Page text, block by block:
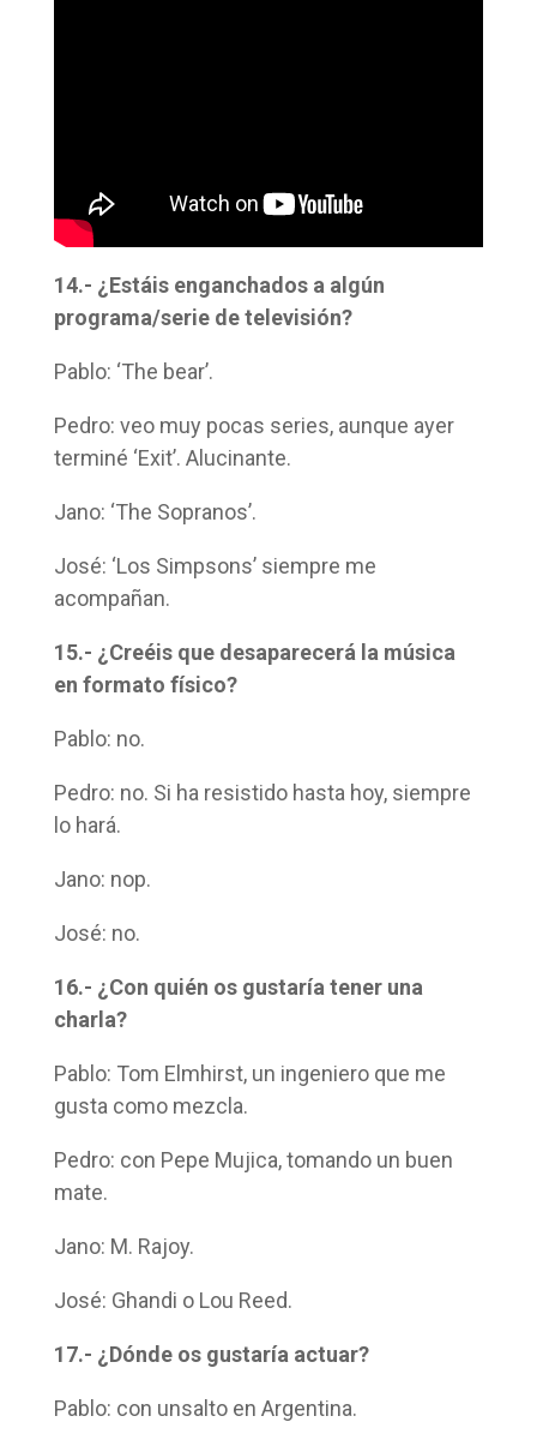
14.- ¿Estáis enganchados a algún
programa/serie de televisión?
Pablo: ‘The bear’.
Pedro: veo muy pocas series, aunque ayer
terminé ‘Exit’. Alucinante.
Jano: ‘The Sopranos’.
José: ‘Los Simpsons’ siempre me
acompañan.
15.- ¿Creéis que desaparecerá la música
en formato físico?
Pablo: no.
Pedro: no. Si ha resistido hasta hoy, siempre
lo hará.
Jano: nop.
José: no.
16.- ¿Con quién os gustaría tener una
charla?
Pablo: Tom Elmhirst, un ingeniero que me
gusta como mezcla.
Pedro: con Pepe Mujica, tomando un buen
mate.
Jano: M. Rajoy.
José: Ghandi o Lou Reed.
17.- ¿Dónde os gustaría actuar?
Pablo: con unsalto en Argentina.